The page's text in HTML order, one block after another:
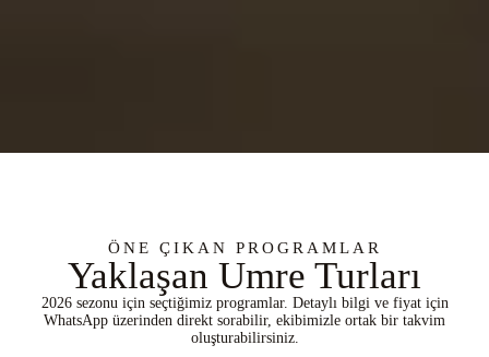
ÖNE ÇIKAN PROGRAMLAR
Yaklaşan Umre Turları
2026 sezonu için seçtiğimiz programlar. Detaylı bilgi ve fiyat için
WhatsApp üzerinden direkt sorabilir, ekibimizle ortak bir takvim
oluşturabilirsiniz.